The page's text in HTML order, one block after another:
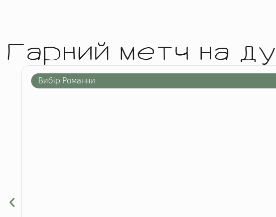
Гарний метч на
Вибір Романни